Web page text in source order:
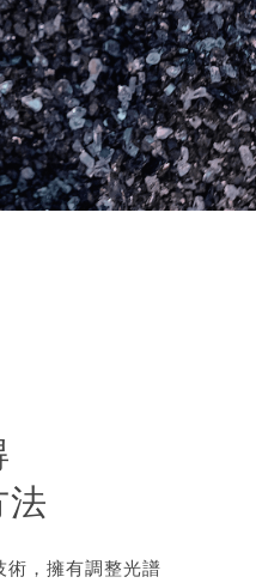
術，擁有調整光譜